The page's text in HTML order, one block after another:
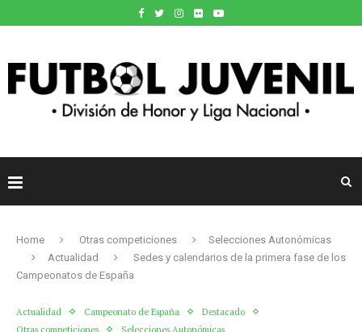
Home Otras competiciones
Selecciones Autonómicas
Actualidad
Sedes y calendarios de la primera fase de los
Campeonatos de España
Actualidad Campeonato de España
Destacado
Otras competiciones
Selecciones Autonómicas